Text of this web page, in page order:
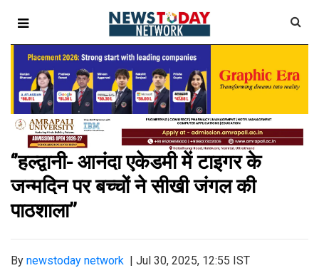
‘’हल्द्वानी- आनंदा एकेडमी में टाइगर के
जन्मदिन पर बच्चों ने सीखी जंगल की
पाठशाला’’
By newstoday network Jul 30, 2025, 12:55 IST